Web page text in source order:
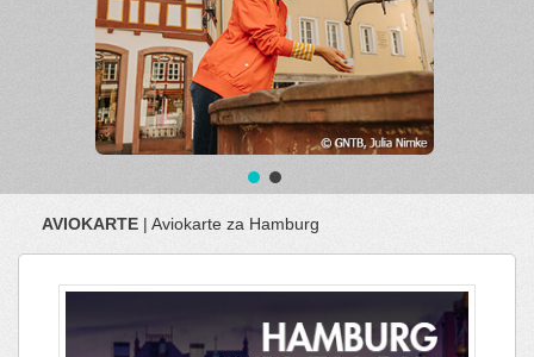
AVIOKARTE | Aviokarte za Hamburg